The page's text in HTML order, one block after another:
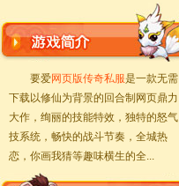
要爱网页版传奇私服是一款无需
下载以修仙为背景的回合制网页鼎力
大作，绚丽的技能特效，独特的怒气
技系统，畅快的战斗节奏，全城热
恋，你画我猜等趣味横生的全...